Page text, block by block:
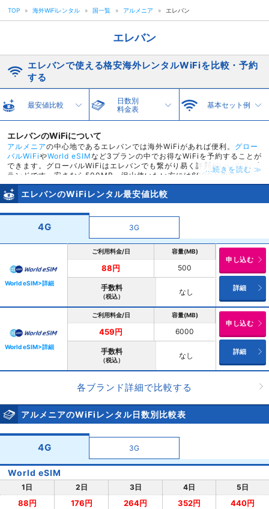
TOP » 海外WiFiレンタル » 国一覧 » アルメニア » エレバン
エレバン
エレバンで使える格安海外レンタルWiFiを比較・予約
する
最安値比較
日数別
料金表
基本セット例
エレバンのWiFiについて
アルメニアの中心地であるエレバンでは海外WiFiがあれば便利。 グロー
バルWiFiやWorld eSIMなど3プランの中でお得なWiFiを予約することが
できます。グローバルWiFiはエレバンでも繋がり易く評判がいいWiFiブ
ランドです。安さなら500MB、沢山使いたい方には6000と用途に合わ
せて容量選択が可能です。空港受取と返却ができるので羽田空港でレン
タルしてそのまま出国も可能です。グローバルWiFiはwifi受取返却カウ
ンターも長く開いており、羽田空港では飛行機の時間を選ばず受取返却
が可能です。エレバン専用海外WiFiはスカイチケットでレンタルするの
がお得。World eSIMでは1日88円からレンタルが可能です。
...続きを読む ≫
エレバンのWiFiレンタル最安値比較
4G 3G
World eSIM>詳細
ご利用料金/日 容量(MB)
88円 500
手数料
（税込） なし
申し込む
詳細
World eSIM>詳細
ご利用料金/日 容量(MB)
459円 6000
手数料
（税込） なし
申し込む
詳細
各ブランド詳細で比較する
アルメニアのWiFiレンタル日数別比較表
4G 3G
World eSIM
1日 2日 3日 4日 5日
88円 176円 264円 352円 440円